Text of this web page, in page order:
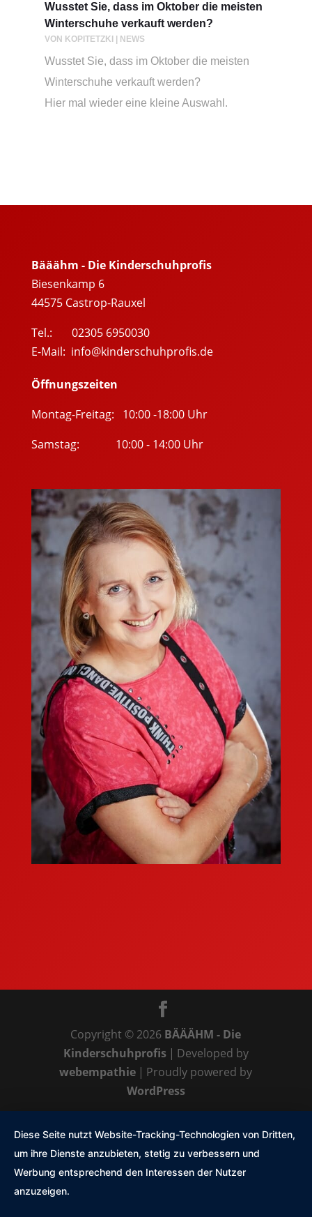
Wusstet Sie, dass im Oktober die meisten
Winterschuhe verkauft werden?
VON KOPITETZKI NEWS
Wusstet Sie, dass im Oktober die meisten
Winterschuhe verkauft werden?
Hier mal wieder eine kleine Auswahl.
Bääähm - Die Kinderschuhprofis
Biesenkamp 6
44575 Castrop-Rauxel
Tel.: 02305 6950030
E-Mail: info@kinderschuhprofis.de
Öffnungszeiten
Montag-Freitag: 10:00 -18:00 Uhr
Samstag: 10:00 - 14:00 Uhr
Copyright © 2026 BÄÄÄHM - Die
Kinderschuhprofis | Developed by
webempathie | Proudly powered by
WordPress
Diese Seite nutzt Website-Tracking-Technologien von Dritten,
um ihre Dienste anzubieten, stetig zu verbessern und
Werbung entsprechend den Interessen der Nutzer
anzuzeigen.